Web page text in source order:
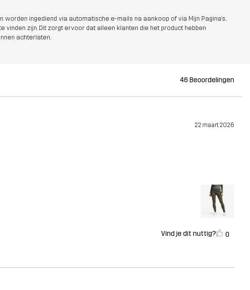
worden ingediend via automatische e-mails na aankoop of via Mijn Pagina's,
vinden zijn. Dit zorgt ervoor dat alleen klanten die het product hebben
achterlaten.
46 Beoordelingen
22 maart 2026
Vind je dit nuttig? 0